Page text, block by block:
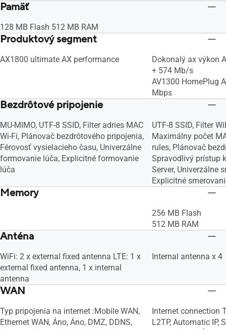
Pamäť
128 MB Flash 512 MB RAM
Produktový segment
AX1800 ultimate AX performance
Dokonalý ax výkon
+ 574 Mb/s
AV1300 HomePlug
Mbps
Bezdrôtové pripojenie
MU-MIMO, UTF-8 SSID, Filter adries MAC
Wi-Fi, Plánovač bezdrôtového pripojenia,
Férovosť vysielacieho času, Univerzálne
formovanie lúča, Explicitné formovanie
lúča
UTF-8 SSID, Filter
Maximálny počet
rules, Plánovač
Spravodlivý prístup
Server, Univerzálne
Explicitné
Memory
256 MB Flash
512 MB RAM
Anténa
WiFi: 2 x external fixed antenna LTE: 1 x
external fixed antenna, 1 x internal
antenna
Internal antenna x 4
WAN
Typ pripojenia na internet :Mobile WAN,
Ethernet WAN, Áno, Áno, DMZ, DDNS,
Internet connection
L2TP, Automatic IP,